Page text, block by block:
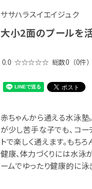
ササハラスイエイジュク
大小2面のプールを
0.0 ☆☆☆☆☆ 総数0 （0件）
赤ちゃんから通える水泳
が少し苦手な子でも､コ
トで楽しく通えます。もち
健康、体力づくりには水泳
ームでゆったり健康的に泳ぎ